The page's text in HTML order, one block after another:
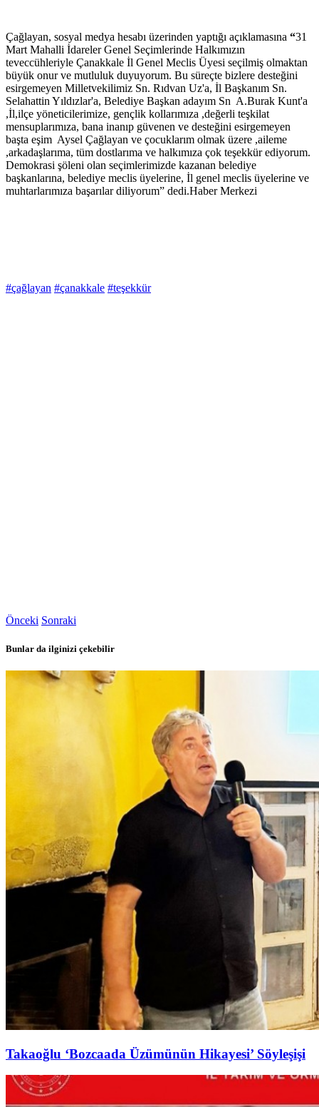
Çağlayan, sosyal medya hesabı üzerinden yaptığı açıklamasına “31
Mart Mahalli İdareler Genel Seçimlerinde Halkımızın
teveccühleriyle Çanakkale İl Genel Meclis Üyesi seçilmiş olmaktan
büyük onur ve mutluluk duyuyorum. Bu süreçte bizlere desteğini
esirgemeyen Milletvekilimiz Sn. Rıdvan Uz'a, İl Başkanım Sn.
Selahattin Yıldızlar'a, Belediye Başkan adayım Sn A.Burak Kunt'a
,İl,ilçe yöneticilerimize, gençlik kollarımıza ,değerli teşkilat
mensuplarımıza, bana inanıp güvenen ve desteğini esirgemeyen
başta eşim Aysel Çağlayan ve çocuklarım olmak üzere ,aileme
,arkadaşlarıma, tüm dostlarıma ve halkımıza çok teşekkür ediyorum.
Demokrasi şöleni olan seçimlerimizde kazanan belediye
başkanlarına, belediye meclis üyelerine, İl genel meclis üyelerine ve
muhtarlarımıza başarılar diliyorum” dedi.Haber Merkezi
#çağlayan #çanakkale #teşekkür
Önceki Sonraki
Bunlar da ilginizi çekebilir
Takaoğlu ‘Bozcaada Üzümünün Hikayesi’ Söyleşişi